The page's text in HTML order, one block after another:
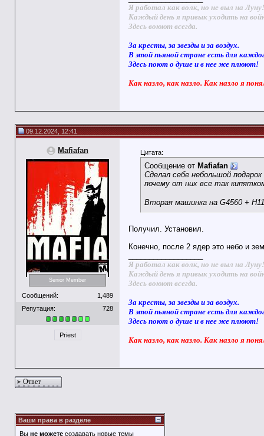
Я работал как волк, но не выл на Луну!
Каждый день я привык уходить на
Здесь воюют всегда.
За кресты, за звезды и за воздух.
В этой пьяной стране есть для
Здесь поют о душе и в нее же плюют!
Как назло, как назло. Как назло я
09.12.2024, 12:41
Mafiafan
Senior Member
Сообщений:
1,489
Репутация:
728
Priest
Цитата:
Сообщение от Mafiafan
Сделал себе небольшой
почему от них все так
Вторая машинка на G4560 +
Получил. Установил.
Конечно, после 2 ядер это небо и
Я работал как волк, но не выл на Луну!
Каждый день я привык уходить на
Здесь воюют всегда.
За кресты, за звезды и за воздух.
В этой пьяной стране есть для
Здесь поют о душе и в нее же плюют!
Как назло, как назло. Как назло я
Ответ
Ваши права в разделе
Вы не можете создавать новые темы